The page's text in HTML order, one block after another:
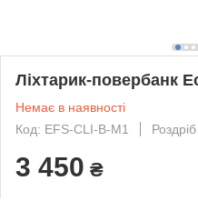
Ліхтарик-повербанк
Немає в наявності
Код: EFS-CLI-B-M1
Роздріб
3 450 ₴